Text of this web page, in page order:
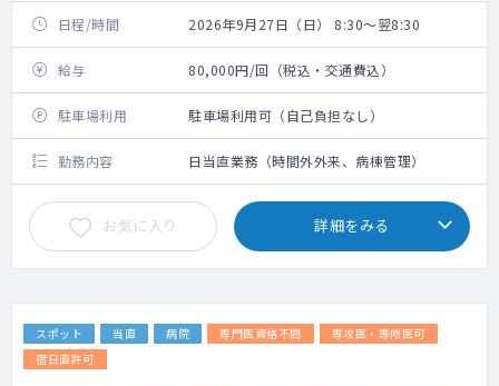
日程/時間 2026年9月27日（日） 8:30～翌8:30
給与 80,000円/回（税込・交通費込）
駐車場利用 駐車場利用可（自己負担なし）
勤務内容 日当直業務（時間外外来、病棟管理）
お気に入り 詳細をみる
スポット 当直 病院 専門医資格不問
専攻医・専修医可
宿日直許可